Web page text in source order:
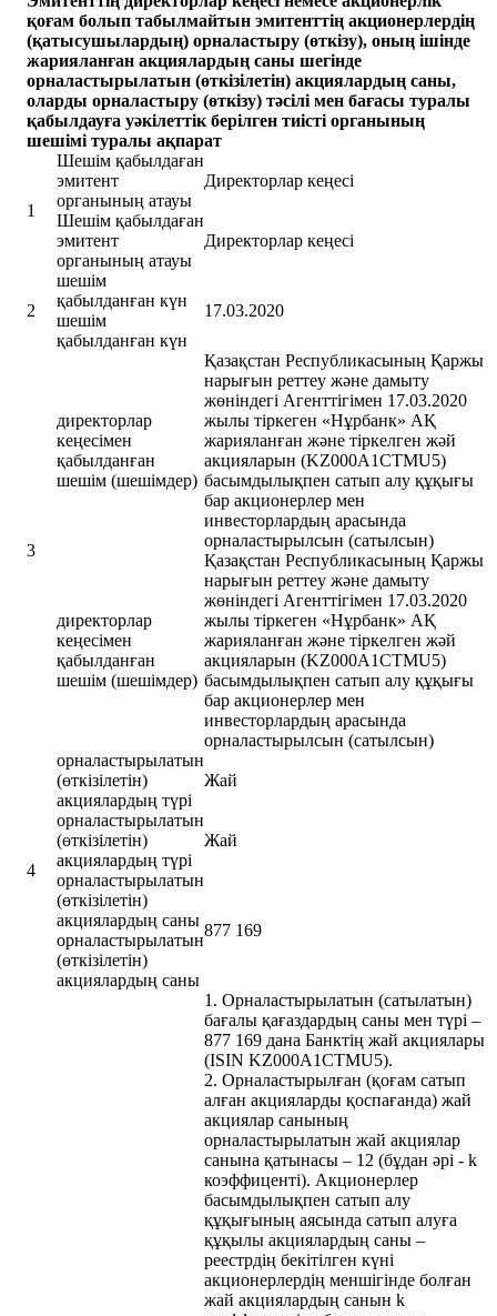
қоғам болып табылмайтын эмитенттің акционерлердің
(қатысушылардың) орналастыру (өткізу), оның ішінде
жарияланған акциялардың саны шегінде
орналастырылатын (өткізілетін) акциялардың саны,
оларды орналастыру (өткізу) тәсілі мен бағасы туралы
қабылдауға уәкілеттік берілген тиісті органының
шешімі туралы ақпарат
1
Шешім қабылдаған
эмитент
органының атауы
Директорлар кеңесі
Шешім қабылдаған
эмитент
органының атауы
Директорлар кеңесі
2
шешім
қабылданған күн
17.03.2020
шешім
қабылданған күн
3
директорлар
кеңесімен
қабылданған
шешім (шешімдер)
Қазақстан Республикасының Қаржы
нарығын реттеу және дамыту
жөніндегі Агенттігімен 17.03.2020
жылы тіркеген «Нұрбанк» АҚ
жарияланған және тіркелген жәй
акцияларын (KZ000A1CTMU5)
басымдылықпен сатып алу құқығы
бар акционерлер мен
инвесторлардың арасында
орналастырылсын (сатылсын)
директорлар
кеңесімен
қабылданған
шешім (шешімдер)
Қазақстан Республикасының Қаржы
нарығын реттеу және дамыту
жөніндегі Агенттігімен 17.03.2020
жылы тіркеген «Нұрбанк» АҚ
жарияланған және тіркелген жәй
акцияларын (KZ000A1CTMU5)
басымдылықпен сатып алу құқығы
бар акционерлер мен
инвесторлардың арасында
орналастырылсын (сатылсын)
4
орналастырылатын
(өткізілетін)
акциялардың түрі
Жай
орналастырылатын
(өткізілетін)
акциялардың түрі
Жай
орналастырылатын
(өткізілетін)
акциялардың саны
877 169
орналастырылатын
(өткізілетін)
акциялардың саны
1. Орналастырылатын (сатылатын)
бағалы қағаздардың саны мен түрі –
877 169 дана Банктің жай акциялары
(ISIN KZ000A1CTMU5).
2. Орналастырылған (қоғам сатып
алған акцияларды қоспағанда) жай
акциялар санының
орналастырылатын жай акциялар
санына қатынасы – 12 (бұдан әрі - k
коэффиценті). Акционерлер
басымдылықпен сатып алу
құқығының аясында сатып алуға
құқылы акциялардың саны –
реестрдің бекітілген күні
акционерлердің меншігінде болған
жай акциялардың санын k